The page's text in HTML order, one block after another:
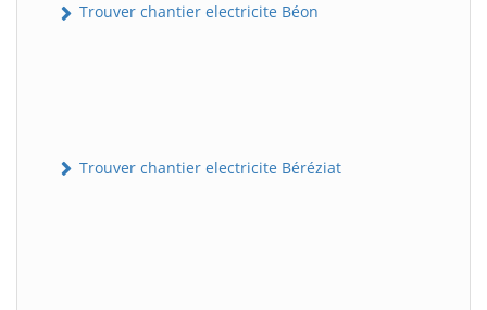
Trouver chantier electricite Béon
Trouver chantier electricite Béréziat